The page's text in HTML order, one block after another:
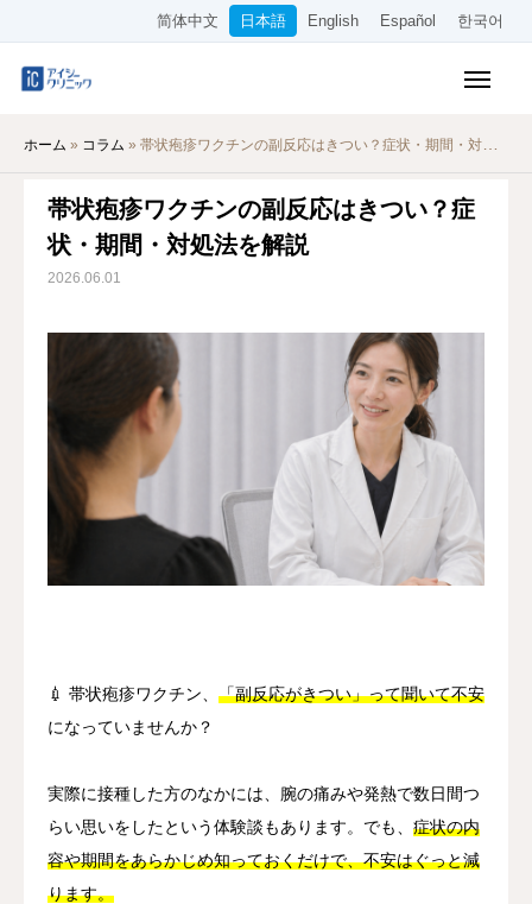
简体中文 日本語 English Español 한국어
ホーム » コラム » 帯状疱疹ワクチンの副反応はきつい？症状・期間・対処法を解説
帯状疱疹ワクチンの副反応はきつい？症
状・期間・対処法を解説
2026.06.01
💉 帯状疱疹ワクチン、 「副反応がきつい」って聞いて不安
になっていませんか？
実際に接種した方のなかには、腕の痛みや発熱で数日間つ
らい思いをしたという体験談もあります。でも、 症状の内
容や期間をあらかじめ知っておくだけで、不安はぐっと減
ります。
料金表
オンライン診療
当院について
WEB予約
採用情報
简体中文 日本語 English Español 한국어